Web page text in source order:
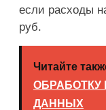
если расходы
руб.
Читайте
ДАННЫХ